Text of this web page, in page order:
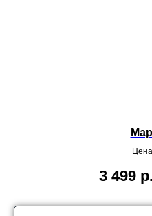
3 499 р.